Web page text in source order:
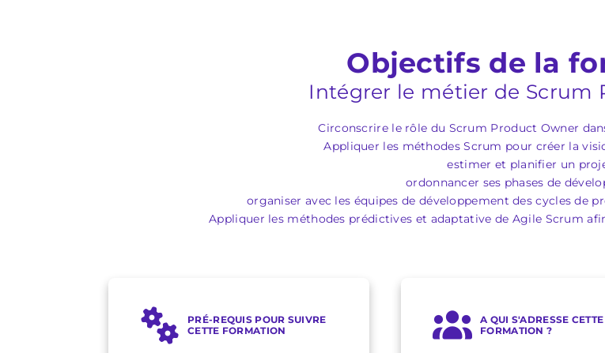
Objectifs de la
Intégrer le métier de Scrum
Circonscrire le rôle du Scrum Product Owner
Appliquer les méthodes Scrum pour créer la
estimer et planifier un
ordonnancer ses phases de
organiser avec les équipes de développement des cycles de
Appliquer les méthodes prédictives et adaptative de Agile Scrum
PRÉ-REQUIS POUR SUIVRE
CETTE FORMATION
A QUI S'ADRESSE CETTE
FORMATION ?